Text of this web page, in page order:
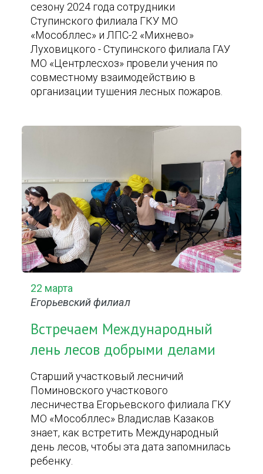
сезону 2024 года сотрудники
Ступинского филиала ГКУ МО
«Мособллес» и ЛПС-2 «Михнево»
Луховицкого - Ступинского филиала ГАУ
МО «Центрлесхоз» провели учения по
совместному взаимодействию в
организации тушения лесных пожаров.
22 марта
Егорьевский филиал
Встречаем Международный
лень лесов добрыми делами
Старший участковый лесничий
Поминовского участкового
лесничества Егорьевского филиала ГКУ
МО «Мособллес» Владислав Казаков
знает, как встретить Международный
день лесов, чтобы эта дата запомнилась
ребенку.